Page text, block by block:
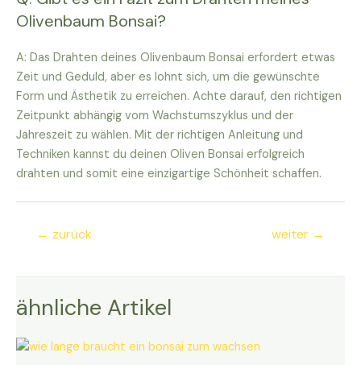
Olivenbaum Bonsai?
A: Das Drahten deines Olivenbaum Bonsai erfordert etwas
Zeit und Geduld, aber es lohnt sich, um die gewünschte
Form und Ästhetik zu erreichen. Achte darauf, den richtigen
Zeitpunkt abhängig vom Wachstumszyklus und der
Jahreszeit zu wählen. Mit der richtigen Anleitung und
Techniken kannst du deinen Oliven Bonsai erfolgreich
drahten und somit eine einzigartige Schönheit schaffen.
Beitragsnavigation
← zurück weiter →
ähnliche Artikel